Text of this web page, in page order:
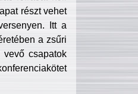
részt vehet
Itt a
a zsűri
csapatok